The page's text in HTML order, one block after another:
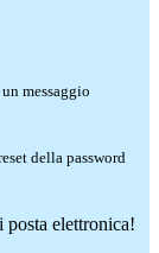
messaggio
della password
elettronica!